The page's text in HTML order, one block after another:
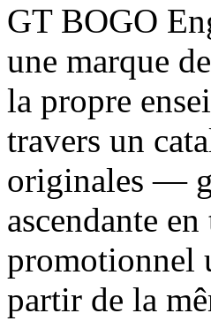
GT BOGO
une marque
la propre
travers un
originales —
ascendante
promotionnel
partir de la